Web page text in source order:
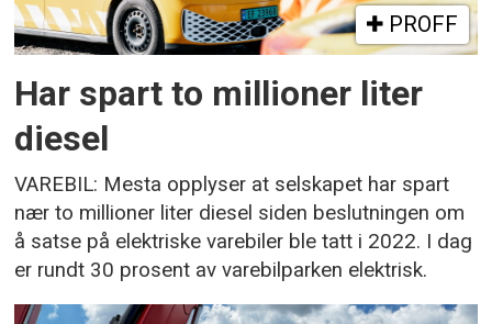
PROFF
Har spart to millioner liter
diesel
VAREBIL: Mesta opplyser at selskapet har spart
nær to millioner liter diesel siden beslutningen om
å satse på elektriske varebiler ble tatt i 2022. I dag
er rundt 30 prosent av varebilparken elektrisk.